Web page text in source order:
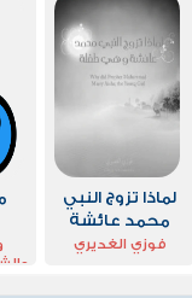
لماذا تزوج النبي
محمد عائشة
وهي طفلة
فوزي الغديري